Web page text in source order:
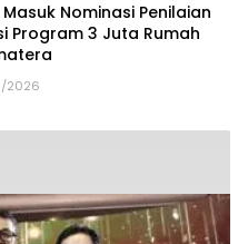
Nominasi Penilaian
Program 3 Juta Rumah
2026